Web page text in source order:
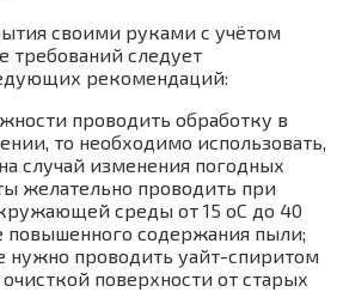
своими руками с учётом
требований следует
рекомендаций:
проводить обработку в
то необходимо использовать,
случай изменения погодных
желательно проводить при
среды от 15 оС до 40
повышенного содержания пыли;
нужно проводить уайт-спиритом
поверхности от старых